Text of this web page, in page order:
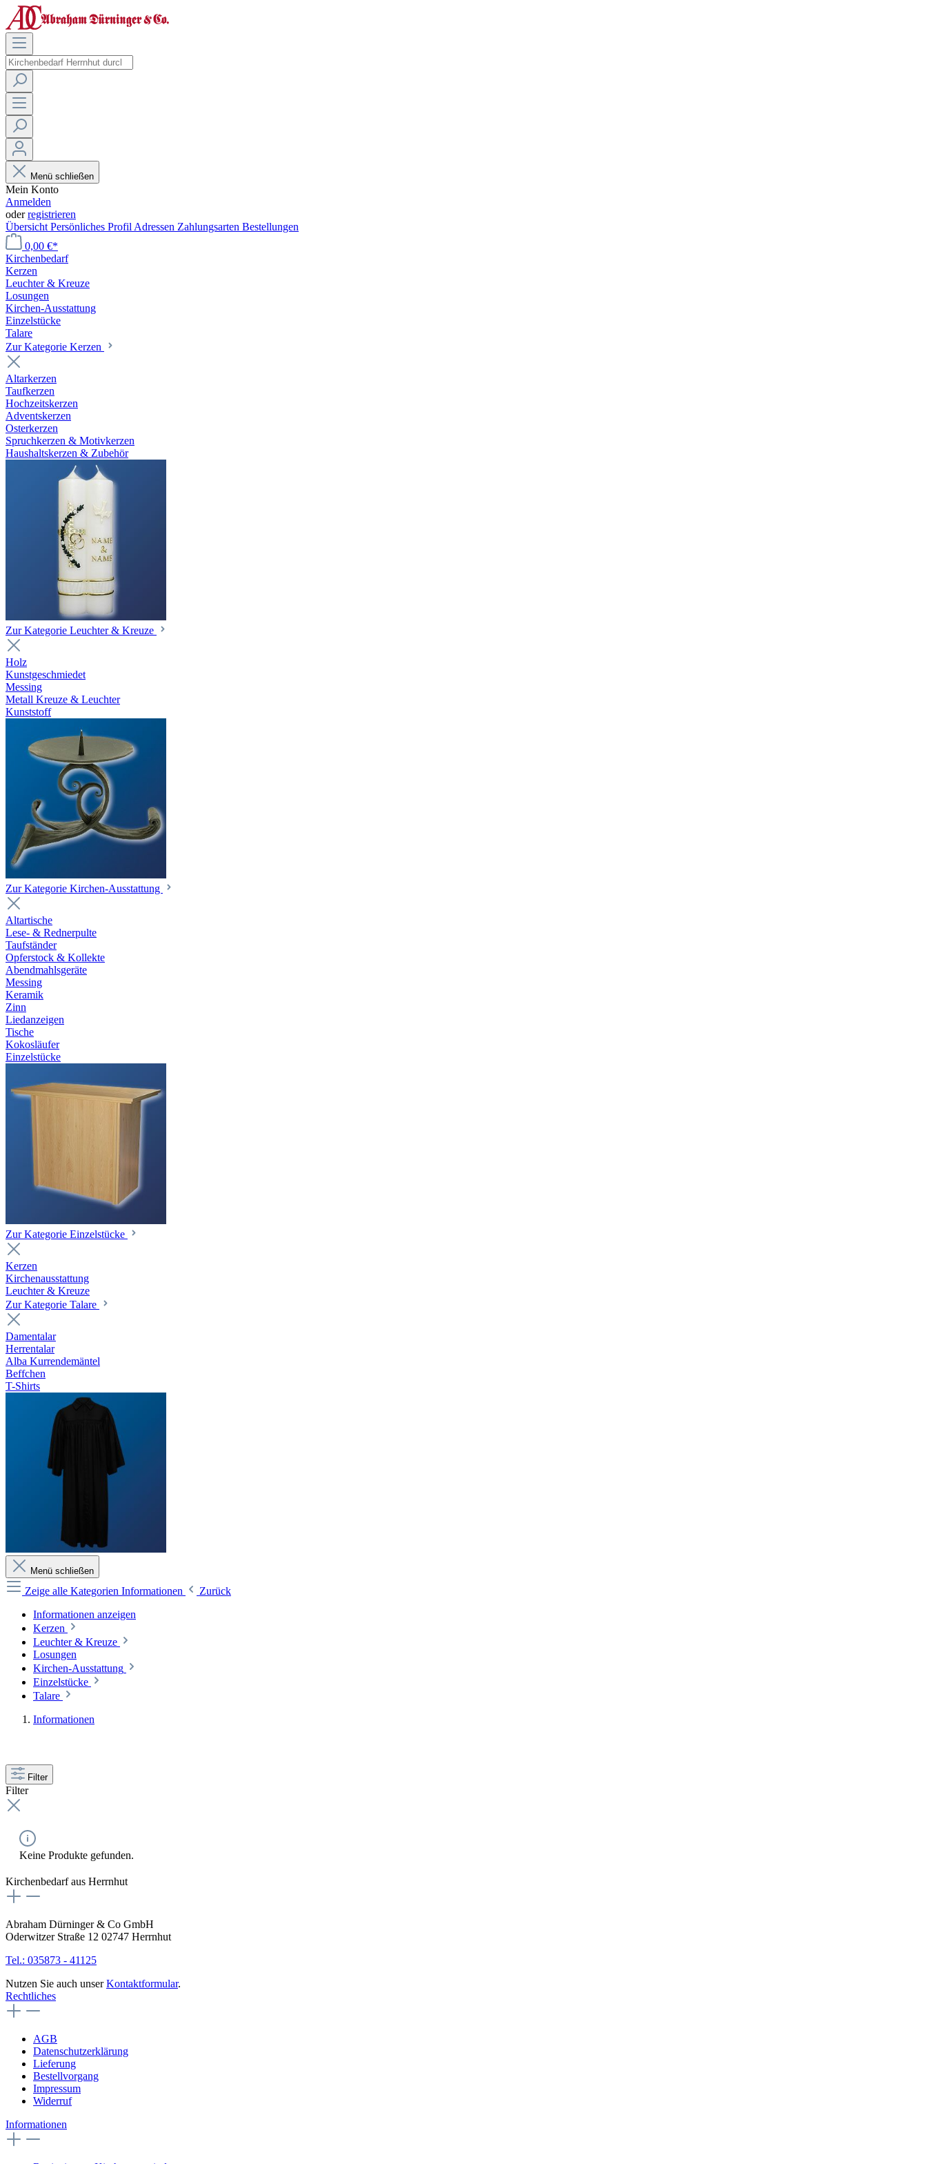
Menü schließen
Mein Konto
Anmelden
oderregistrieren
Übersicht Persönliches Profil Adressen Zahlungsarten Bestellungen
0,00 €*
Kirchenbedarf
Kerzen
Leuchter & Kreuze
Losungen
Kirchen-Ausstattung
Einzelstücke
Talare
Zur Kategorie Kerzen
Altarkerzen
Taufkerzen
Hochzeitskerzen
Adventskerzen
Osterkerzen
Spruchkerzen & Motivkerzen
Haushaltskerzen & Zubehör
Zur Kategorie Leuchter & Kreuze
Holz
Kunstgeschmiedet
Messing
Metall Kreuze & Leuchter
Kunststoff
Zur Kategorie Kirchen-Ausstattung
Altartische
Lese- & Rednerpulte
Taufständer
Opferstock & Kollekte
Abendmahlsgeräte
Messing
Keramik
Zinn
Liedanzeigen
Tische
Kokosläufer
Einzelstücke
Zur Kategorie Einzelstücke
Kerzen
Kirchenausstattung
Leuchter & Kreuze
Zur Kategorie Talare
Damentalar
Herrentalar
Alba Kurrendemäntel
Beffchen
T-Shirts
Menü schließen
Zeige alle Kategorien Informationen
Zurück
Informationen anzeigen
Kerzen
Leuchter & Kreuze
Losungen
Kirchen-Ausstattung
Einzelstücke
Talare
Informationen
Filter
Filter
Keine Produkte gefunden.
Kirchenbedarf aus Herrnhut
Abraham Dürninger & Co GmbH
Oderwitzer Straße 12 02747 Herrnhut
Tel.: 035873 - 41125
Nutzen Sie auch unserKontaktformular.
Rechtliches
AGB
Datenschutzerklärung
Lieferung
Bestellvorgang
Impressum
Widerruf
Informationen